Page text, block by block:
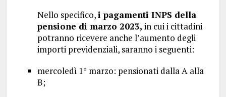
Nello specifico,i pagamenti INPS della
pensione di marzo 2023, in cui i cittadini
potranno ricevere anche l’aumento degli
importi previdenziali, saranno i seguenti:
mercoledì 1° marzo: pensionati dalla A alla
B;